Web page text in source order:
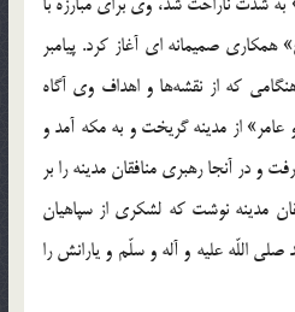
صميمانه اي آغاز كرد. پيامبر
كه از نقشه‌ها و اهداف وي آگاه
از مدينه گريخت و به مكه آمد و
و در آنجا رهبري منافقان مدينه را بر
مدينه نوشت كه لشكري از سپاهيان
اللّه عليه و آله و سلّم و يارانش را